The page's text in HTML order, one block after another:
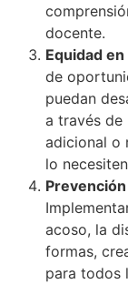
docente.
Equidad
de
puedan
a través de
adicional o
lo
acoso, la
formas,
para todos